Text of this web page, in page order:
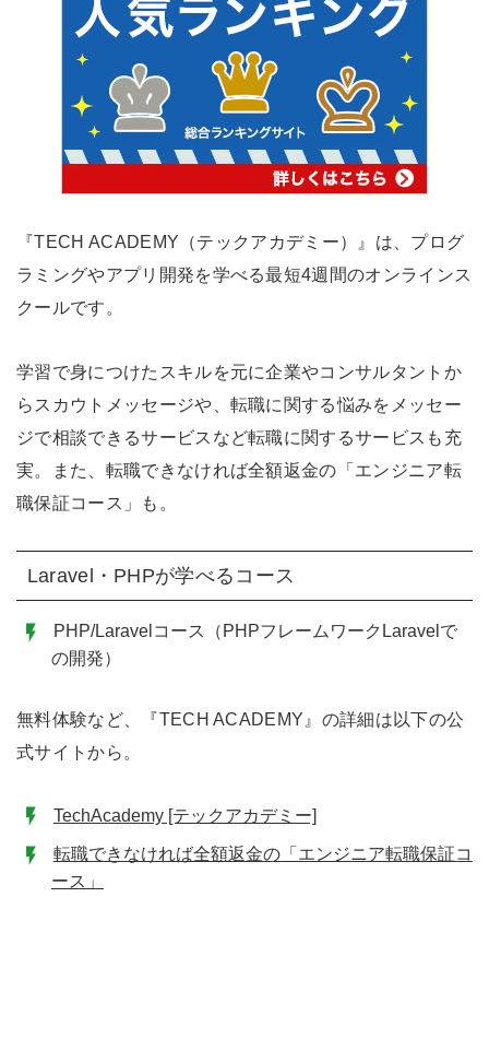
『TECH ACADEMY（テックアカデミー）』は、プログ
ラミングやアプリ開発を学べる最短4週間のオンラインス
クールです。
学習で身につけたスキルを元に企業やコンサルタントか
らスカウトメッセージや、転職に関する悩みをメッセー
ジで相談できるサービスなど転職に関するサービスも充
実。また、転職できなければ全額返金の「エンジニア転
職保証コース」も。
Laravel・PHPが学べるコース
PHP/Laravelコース（PHPフレームワークLaravelで
の開発）
無料体験など、『TECH ACADEMY』の詳細は以下の公
式サイトから。
TechAcademy [テックアカデミー]
転職できなければ全額返金の「エンジニア転職保証コ
ース」